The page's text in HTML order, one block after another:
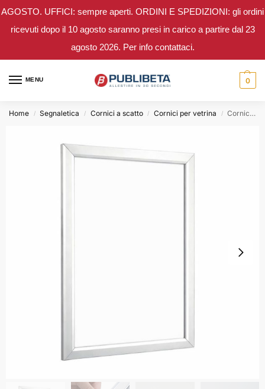
AGOSTO. UFFICI: sempre aperti. ORDINI E SPEDIZIONI: gli ordini
ricevuti dopo il 10 agosto saranno presi in carico a partire dal 23
agosto 2026. Per info contattaci.
MENU 0
Home / Segnaletica / Cornici a scatto / Cornici per vetrina / Cornice bifacciale A3 per vetro